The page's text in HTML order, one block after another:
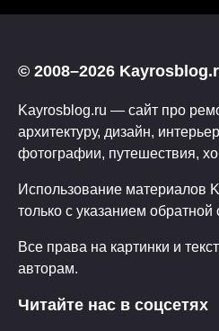
© 2008–2026
Kayrosblog.ru — сайт про
архитектуру, дизайн,
фотографии, путешествия,
Использование материалов
только с указанием обратной
Все права на картинки и
авторам.
Читайте нас в соцсетях